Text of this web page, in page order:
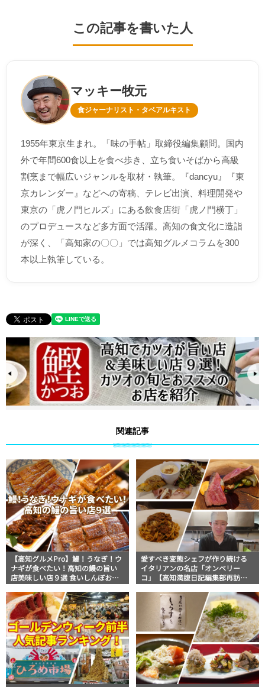
この記事を書いた人
マッキー牧元
食ジャーナリスト・タベアルキスト
1955年東京生まれ。「味の手帖」取締役編集顧問。国内
外で年間600食以上を食べ歩き、立ち食いそばから高級
割烹まで幅広いジャンルを取材・執筆。『dancyu』『東
京カレンダー』などへの寄稿、テレビ出演、料理開発や
東京の「虎ノ門ヒルズ」にある飲食店街「虎ノ門横丁」
のプロデュースなど多方面で活躍。高知の食文化に造詣
が深く、「高知家の〇〇」では高知グルメコラムを300
本以上執筆している。
関連記事
【高知グルメPro】鰻！うなぎ！ウ
ナギが食べたい！高知の鰻の旨い
店美味しい店９選 食いしんぼおじ
セレクション
愛すべき変態シェフが作り続ける
イタリアンの名店「オンベリー
コ」【高知満腹日記編集部再訪